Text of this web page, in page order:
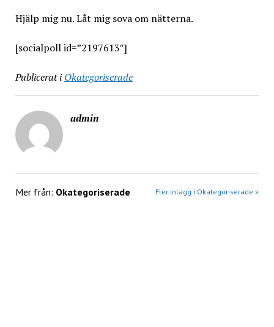
Hjälp mig nu. Låt mig sova om nätterna.
[socialpoll id=”2197613″]
Publicerat i Okategoriserade
admin
Mer från: Okategoriserade Fler inlägg i Okategoriserade »